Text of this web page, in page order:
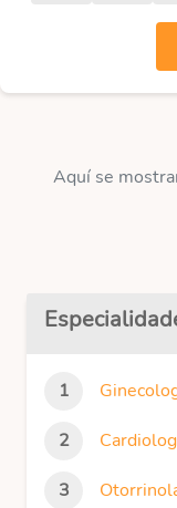
Aquí se